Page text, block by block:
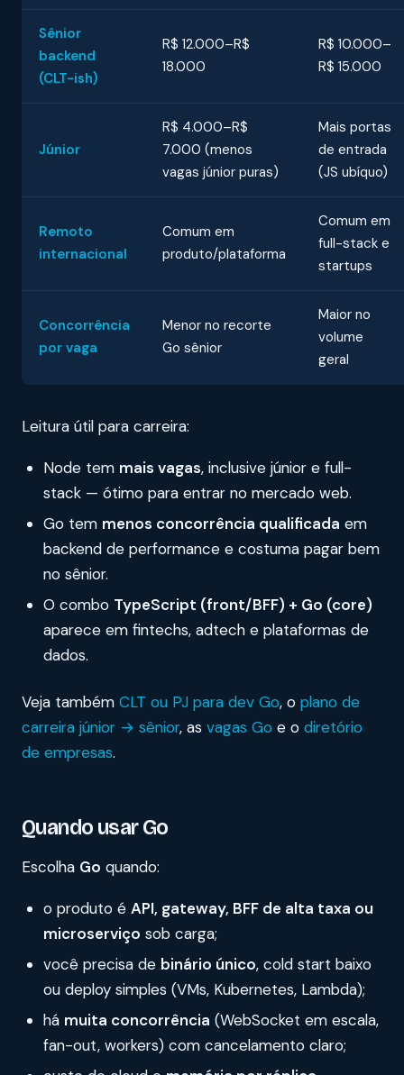
Sênior
backend
(CLT-ish)
R$ 12.000–R$
18.000
R$ 10.000–
R$ 15.000
Júnior
R$ 4.000–R$
7.000 (menos
vagas júnior puras)
Mais portas
de entrada
(JS ubíquo)
Remoto
internacional
Comum em
produto/plataforma
Comum em
full-stack e
startups
Concorrência
por vaga
Menor no recorte
Go sênior
Maior no
volume
geral
Leitura útil para carreira:
Node tem mais vagas, inclusive júnior e full-
stack — ótimo para entrar no mercado web.
Go tem menos concorrência qualificada em
backend de performance e costuma pagar bem
no sênior.
O combo TypeScript (front/BFF) + Go (core)
aparece em fintechs, adtech e plataformas de
dados.
Veja também CLT ou PJ para dev Go, o plano de
carreira júnior → sênior, as vagas Go e o diretório
de empresas.
Quando usar Go
Escolha Go quando:
o produto é API, gateway, BFF de alta taxa ou
microserviço sob carga;
você precisa de binário único, cold start baixo
ou deploy simples (VMs, Kubernetes, Lambda);
há muita concorrência (WebSocket em escala,
fan-out, workers) com cancelamento claro;